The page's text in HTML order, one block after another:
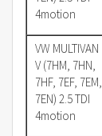
4motion
VW MULTIVAN
V (7HM, 7HN,
7HF, 7EF, 7EM,
7EN) 2.5 TDI
4motion